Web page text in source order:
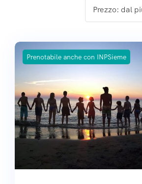
Prenotabile anche con INPSieme